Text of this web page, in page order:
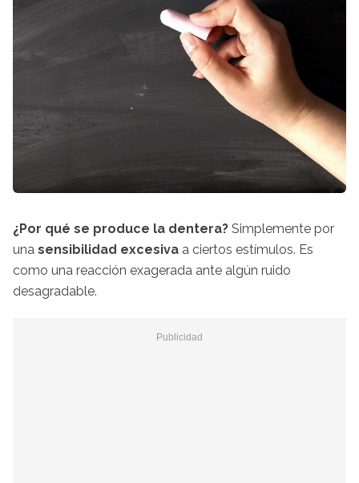
¿Por qué se produce la dentera? Simplemente por
una sensibilidad excesiva a ciertos estímulos. Es
como una reacción exagerada ante algún ruido
desagradable.